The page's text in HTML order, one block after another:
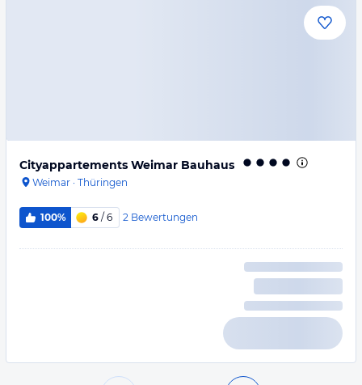
Cityappartements Weimar Bauhaus
Weimar · Thüringen
100% 6 / 6 2 Bewertungen